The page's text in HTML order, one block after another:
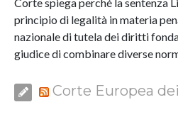
principio di legalità in materia
nazionale di tutela dei diritti
giudice di combinare diverse
Corte Europea